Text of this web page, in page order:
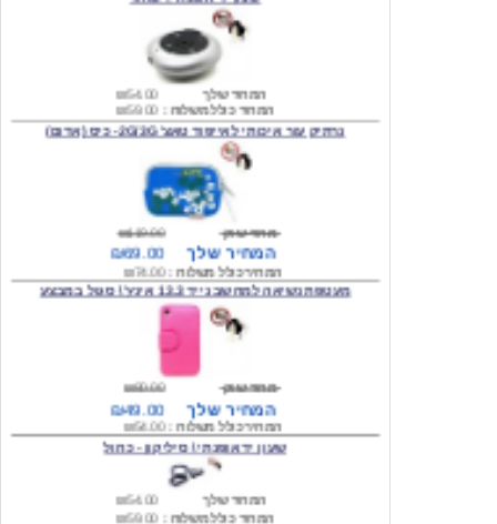
₪54.00
המחיר שלך
₪59.00 המחיר כולל משלוח :
נרתיק עור איכותי לאייפוד טאצ' 2G/3G- כיס (אדום)
₪119.00 מחיר שוק
₪69.00 המחיר שלך
₪74.00 המחיר כולל משלוח :
מעטפת נשיאה למחשב נייד 13.3 אינץ' \ סגול במבצע
₪80.00
₪49.00 המחיר שלך
₪54.00 המחיר כולל משלוח :
שעון יד אופנתי \ סיליקון - כחול
₪54.00
המחיר שלך
המחיר כולל משלוח :
כיסוי קשיח Angry Birds iPhone 4G